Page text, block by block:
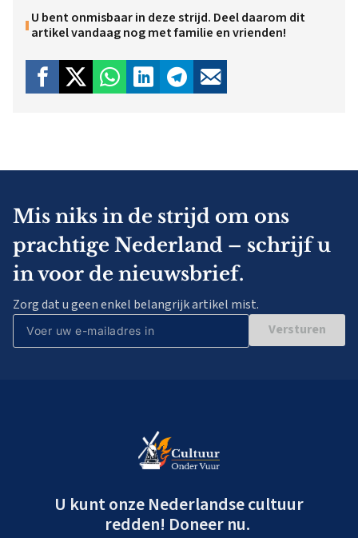
U bent onmisbaar in deze strijd. Deel daarom dit
artikel vandaag nog met familie en vrienden!
Mis niks in de strijd om ons
prachtige Nederland – schrijf u
in voor de nieuwsbrief.
Zorg dat u geen enkel belangrijk artikel mist.
Versturen
U kunt onze Nederlandse cultuur
redden! Doneer nu.